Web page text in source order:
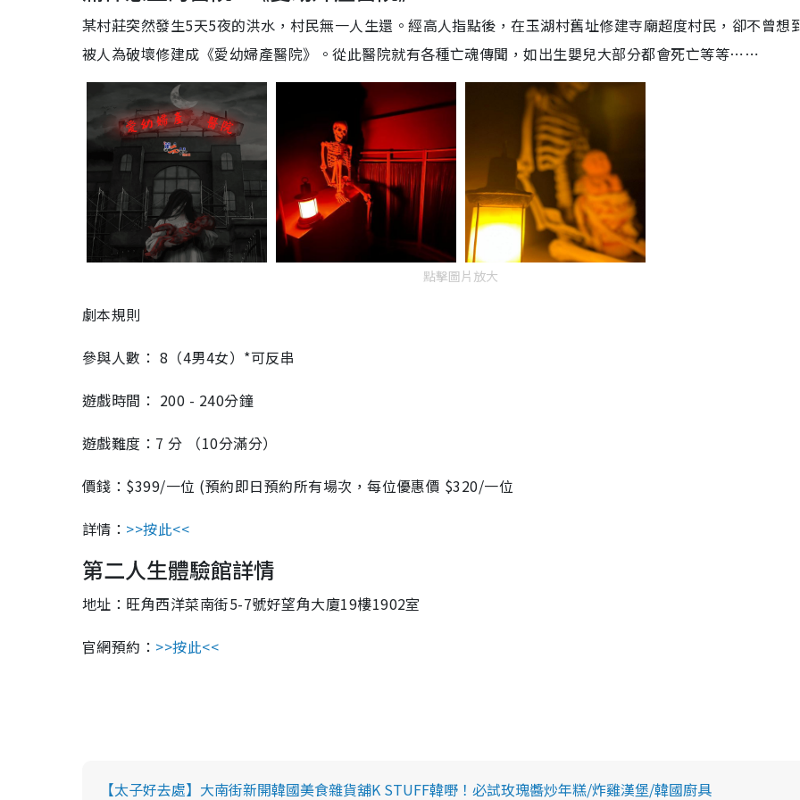
某村莊突然發生5天5夜的洪水，村民無一人生還。經高人指點後，在玉湖村舊址修建寺廟超度村民，卻不曾想
被人為破壞修建成《愛幼婦產醫院》。從此醫院就有各種亡魂傳聞，如出生嬰兒大部分都會死亡等等⋯⋯
點擊圖片放大
劇本規則
參與人數： 8（4男4女）*可反串
遊戲時間： 200 - 240分鐘
遊戲難度：7 分 （10分滿分）
價錢：$399/一位 (預約即日預約所有場次，每位優惠價 $320/一位
詳情： >>按此<<
第二人生體驗館詳情
地址：旺角西洋菜南街5-7號好望角大廈19樓1902室
官網預約： >>按此<<
【太子好去處】大南街新開韓國美食雜貨舖K STUFF韓嘢！必試玫瑰醬炒年糕/炸雞漢堡/韓國廚具